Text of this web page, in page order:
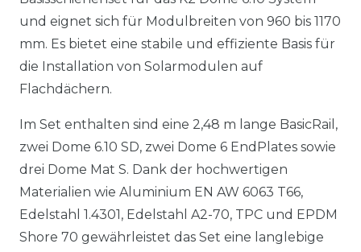
und eignet sich für Modulbreiten von 960 bis 1170
mm. Es bietet eine stabile und effiziente Basis für
die Installation von Solarmodulen auf
Flachdächern.
Im Set enthalten sind eine 2,48 m lange BasicRail,
zwei Dome 6.10 SD, zwei Dome 6 EndPlates sowie
drei Dome Mat S. Dank der hochwertigen
Materialien wie Aluminium EN AW 6063 T66,
Edelstahl 1.4301, Edelstahl A2-70, TPC und EPDM
Shore 70 gewährleistet das Set eine langlebige